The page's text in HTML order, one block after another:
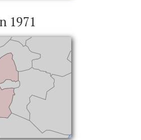
1971